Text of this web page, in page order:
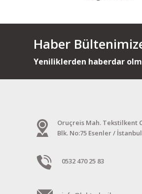
Haber
Yeniliklerden haberdar
Oruçreis Mah. Tekstilkent
Blk. No:75 Esenler /
0532 470 25 83